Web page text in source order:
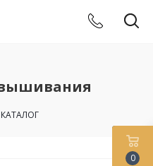
КАТАЛОГ
0